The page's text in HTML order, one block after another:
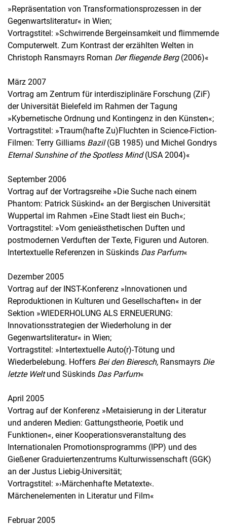
»Repräsentation von Transformationsprozessen in der
Gegenwartsliteratur« in Wien;
Vortragstitel: »Schwirrende Bergeinsamkeit und flimmernde
Computerwelt. Zum Kontrast der erzählten Welten in
Christoph Ransmayrs Roman Der fliegende Berg(2006)«
März 2007
Vortrag am Zentrum für interdisziplinäre Forschung (ZiF)
der Universität Bielefeld im Rahmen der Tagung
»Kybernetische Ordnung und Kontingenz in den Künsten«;
Vortragstitel: »Traum(hafte Zu)Fluchten in Science-Fiction-
Filmen: Terry Gilliams Bazil(GB 1985) und Michel Gondrys
Eternal Sunshine of the Spotless Mind(USA 2004)«
September 2006
Vortrag auf der Vortragsreihe »Die Suche nach einem
Phantom: Patrick Süskind« an der Bergischen Universität
Wuppertal im Rahmen »Eine Stadt liest ein Buch«;
Vortragstitel: »Vom genieästhetischen Duften und
postmodernen Verduften der Texte, Figuren und Autoren.
Intertextuelle Referenzen in Süskinds Das Parfum«
Dezember 2005
Vortrag auf der INST-Konferenz »Innovationen und
Reproduktionen in Kulturen und Gesellschaften« in der
Sektion »WIEDERHOLUNG ALS ERNEUERUNG:
Innovationsstrategien der Wiederholung in der
Gegenwartsliteratur« in Wien;
Vortragstitel: »Intertextuelle Auto(r)-Tötung und
Wiederbelebung. Hoffers Bei den Bieresch, Ransmayrs Die
letzte Weltund Süskinds Das Parfum«
April 2005
Vortrag auf der Konferenz »Metaisierung in der Literatur
und anderen Medien: Gattungstheorie, Poetik und
Funktionen«, einer Kooperationsveranstaltung des
Internationalen Promotionsprogramms (IPP) und des
Gießener Graduiertenzentrums Kulturwissenschaft (GGK)
an der Justus Liebig-Universität;
Vortragstitel: »›Märchenhafte Metatexte‹.
Märchenelementen in Literatur und Film«
Februar 2005